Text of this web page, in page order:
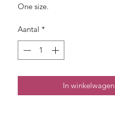
One size.
Aantal *
In winkelwagen